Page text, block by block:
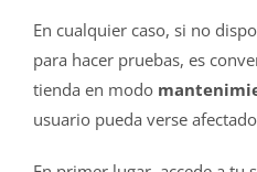
En cualquier caso, si no
para hacer pruebas, es
tienda en modo
usuario pueda verse